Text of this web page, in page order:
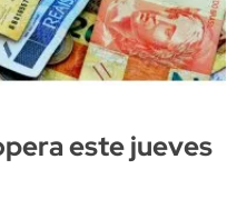
este jueves